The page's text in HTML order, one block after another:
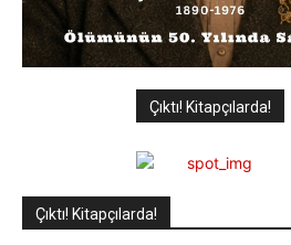
Çıktı! Kitapçılarda!
Çıktı! Kitapçılarda!